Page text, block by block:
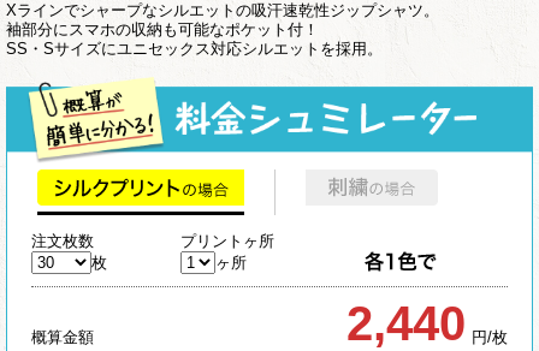
Xラインでシャープなシルエットの吸汗速乾性ジップシャツ。
袖部分にスマホの収納も可能なポケット付！
SS・Sサイズにユニセックス対応シルエットを採用。
注文枚数
プリントヶ所
枚
ヶ所
概算金額 2,440 円/枚